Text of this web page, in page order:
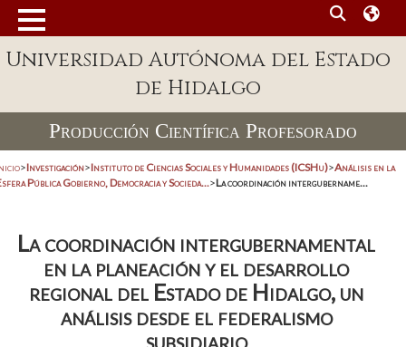
Universidad Autónoma del Estado
de Hidalgo
Producción Científica Profesorado
>Investigación>Instituto de Ciencias Sociales y Humanidades (ICSHu)>Análisis en la
Pública Gobierno, Democracia y Socieda...>La coordinación intergubername...
La coordinación intergubernamental
en la planeación y el desarrollo
regional del Estado de Hidalgo, un
análisis desde el federalismo
subsidiario